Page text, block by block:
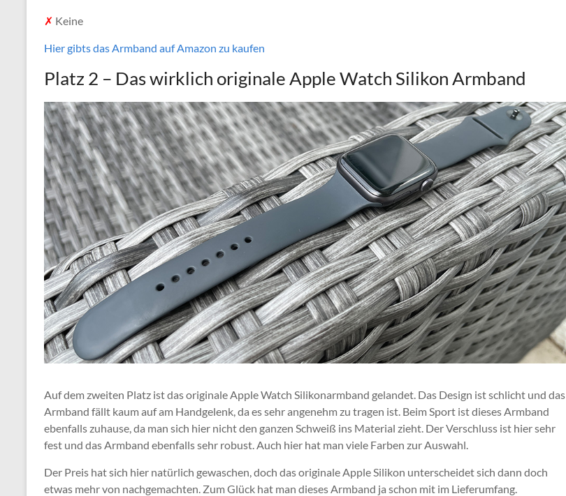
✗ Keine
Hier gibts das Armband auf Amazon zu kaufen
Platz 2 – Das wirklich originale Apple Watch Silikon Armband
Auf dem zweiten Platz ist das originale Apple Watch Silikonarmband gelandet. Das Design ist schlicht und das
Armband fällt kaum auf am Handgelenk, da es sehr angenehm zu tragen ist. Beim Sport ist dieses Armband
ebenfalls zuhause, da man sich hier nicht den ganzen Schweiß ins Material zieht. Der Verschluss ist hier sehr
fest und das Armband ebenfalls sehr robust. Auch hier hat man viele Farben zur Auswahl.
Der Preis hat sich hier natürlich gewaschen, doch das originale Apple Silikon unterscheidet sich dann doch
etwas mehr von nachgemachten. Zum Glück hat man dieses Armband ja schon mit im Lieferumfang.